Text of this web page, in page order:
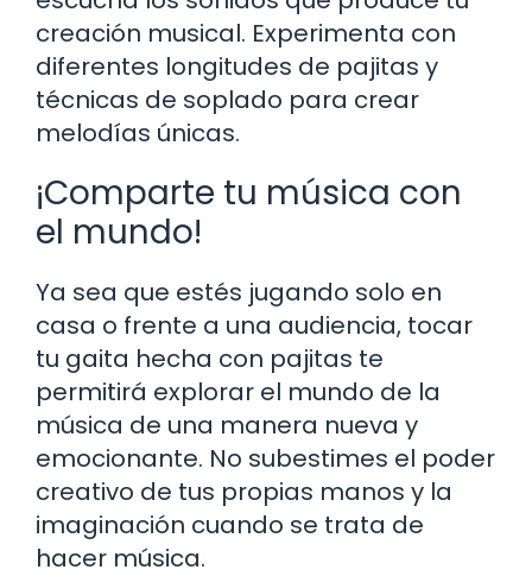
creación musical. Experimenta con
diferentes longitudes de pajitas y
técnicas de soplado para crear
melodías únicas.
¡Comparte tu música con
el mundo!
Ya sea que estés jugando solo en
casa o frente a una audiencia, tocar
tu gaita hecha con pajitas te
permitirá explorar el mundo de la
música de una manera nueva y
emocionante. No subestimes el poder
creativo de tus propias manos y la
imaginación cuando se trata de
hacer música.